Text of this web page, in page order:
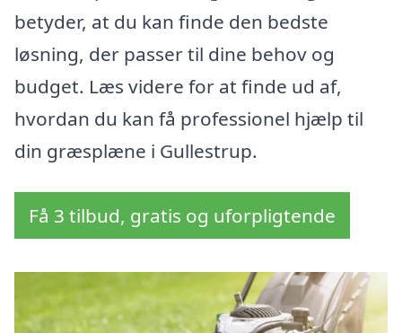
betyder, at du kan finde den bedste
løsning, der passer til dine behov og
budget. Læs videre for at finde ud af,
hvordan du kan få professionel hjælp til
din græsplæne i Gullestrup.
Få 3 tilbud, gratis og uforpligtende